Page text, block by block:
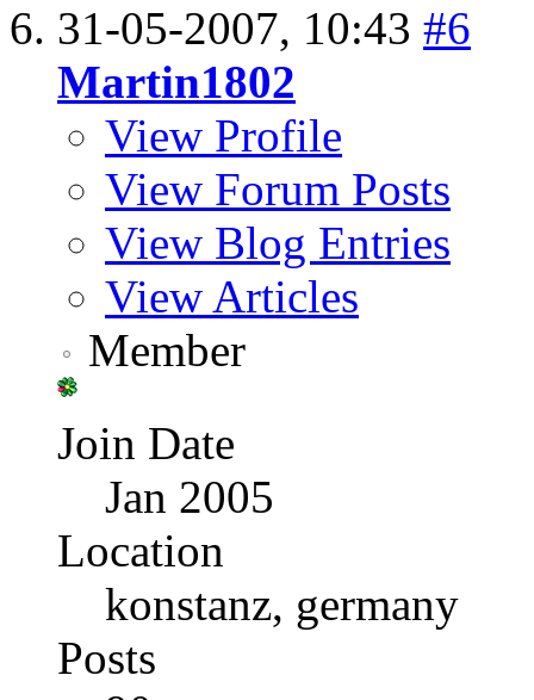
31-05-2007, 10:43 #6
Martin1802
View Profile
View Forum Posts
View Blog Entries
View Articles
Member
Join Date
Jan 2005
Location
konstanz, germany
Posts